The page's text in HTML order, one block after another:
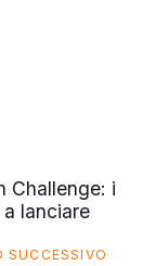
Challenge: i
lanciare
SUCCESSIVO